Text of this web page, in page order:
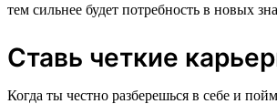
тем сильнее будет потребность в новых
Ставь четкие
Когда ты честно разберешься в себе и